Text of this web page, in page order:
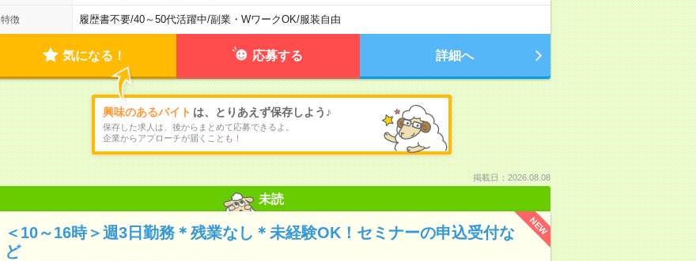
特徴 履歴書不要/40～50代活躍中/副業・WワークOK/服装自由
気になる！ 応募する 詳細へ
興味のあるバイト は、とりあえず保存しよう♪
保存した求人は、後からまとめて応募できるよ。
企業からアプローチが届くことも！
掲載日：2026.08.08
未読
NEW
＜10～16時＞週3日勤務＊残業なし＊未経験OK！セミナーの申込受付な
ど